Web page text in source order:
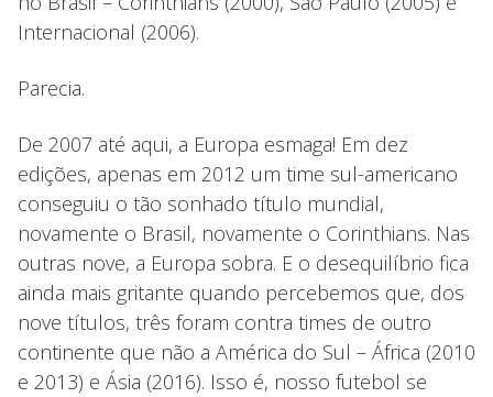
Internacional (2006).
Parecia.
De 2007 até aqui, a Europa esmaga! Em dez
edições, apenas em 2012 um time sul-americano
conseguiu o tão sonhado título mundial,
novamente o Brasil, novamente o Corinthians. Nas
outras nove, a Europa sobra. E o desequilíbrio fica
ainda mais gritante quando percebemos que, dos
nove títulos, três foram contra times de outro
continente que não a América do Sul – África (2010
e 2013) e Ásia (2016). Isso é, nosso futebol se